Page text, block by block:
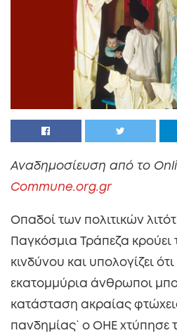
Αναδημοσίευση από το
Commune.org.gr
Οπαδοί των πολιτικών
Παγκόσμια Τράπεζα
κινδύνου και υπολογίζει
εκατομμύρια άνθρωποι
κατάσταση ακραίας
πανδημίας˙ ο ΟΗΕ χτύπησε